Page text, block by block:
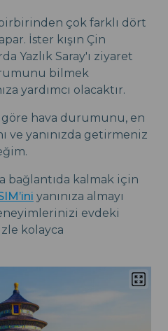
çok farklı dört
İster kışın Çin
Yazlık Saray'ı ziyaret
bilmek
yardımcı olacaktır.
göre hava durumunu, en
ve yanınızda getirmeniz
bağlantıda kalmak için
yanınıza almayı
evdeki
kolayca